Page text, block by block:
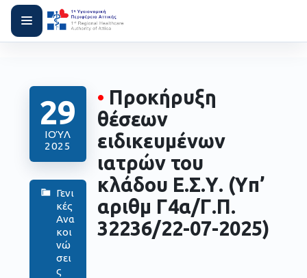
29
ΙΟΎΛ
2025
Γενι
κές
Ανα
κοι
νώ
σει
ς
• Προκήρυξη
θέσεων
ειδικευμένων
ιατρών του
κλάδου Ε.Σ.Υ. (Yπ’
αριθμ Γ4α/Γ.Π.
32236/22-07-2025)